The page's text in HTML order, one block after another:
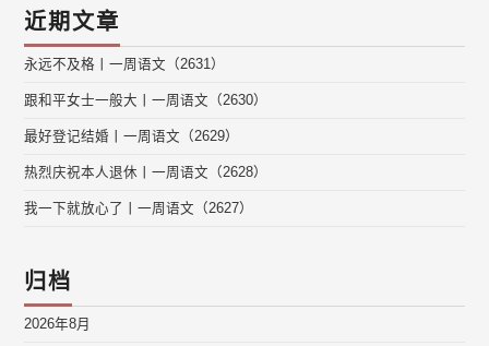
近期文章
永远不及格丨一周语文（2631）
跟和平女士一般大丨一周语文（2630）
最好登记结婚丨一周语文（2629）
热烈庆祝本人退休丨一周语文（2628）
我一下就放心了丨一周语文（2627）
归档
2026年8月